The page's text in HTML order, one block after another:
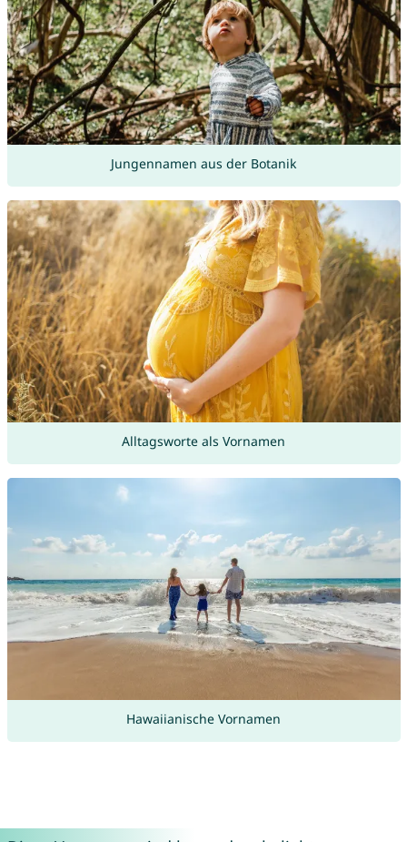
Jungennamen aus der Botanik
Alltagsworte als Vornamen
Hawaiianische Vornamen